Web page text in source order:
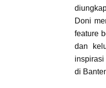
Doni
feature
dan
di